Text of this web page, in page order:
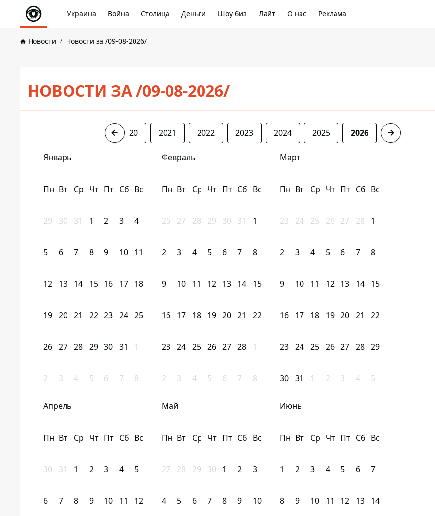
Украина Война Столица Деньги Шоу-биз Лайт О нас Реклама
Новости Новости за /09-08-2026/
НОВОСТИ ЗА /09-08-2026/
2020 2021 2022 2023 2024 2025 2026
Январь
Пн Вт Ср Чт Пт Сб Вс
29 30 31 1 2 3 4
5 6 7 8 9 10 11
12 13 14 15 16 17 18
19 20 21 22 23 24 25
26 27 28 29 30 31 1
2 3 4 5 6 7 8
Февраль
Пн Вт Ср Чт Пт Сб Вс
26 27 28 29 30 31 1
2 3 4 5 6 7 8
9 10 11 12 13 14 15
16 17 18 19 20 21 22
23 24 25 26 27 28 1
2 3 4 5 6 7 8
Март
Пн Вт Ср Чт Пт Сб Вс
23 24 25 26 27 28 1
2 3 4 5 6 7 8
9 10 11 12 13 14 15
16 17 18 19 20 21 22
23 24 25 26 27 28 29
30 31 1 2 3 4 5
Апрель
Пн Вт Ср Чт Пт Сб Вс
30 31 1 2 3 4 5
6 7 8 9 10 11 12
Май
Пн Вт Ср Чт Пт Сб Вс
27 28 29 30 1 2 3
4 5 6 7 8 9 10
Июнь
Пн Вт Ср Чт Пт Сб Вс
1 2 3 4 5 6 7
8 9 10 11 12 13 14